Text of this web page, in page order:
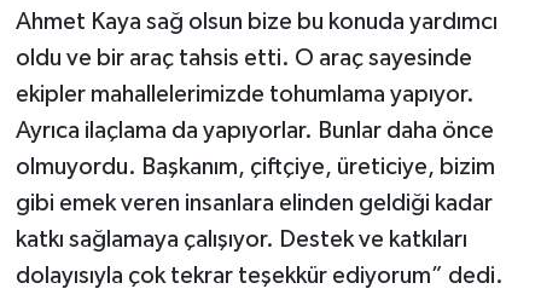
Ahmet Kaya sağ olsun bize bu konuda yardımcı
oldu ve bir araç tahsis etti. O araç sayesinde
ekipler mahallelerimizde tohumlama yapıyor.
Ayrıca ilaçlama da yapıyorlar. Bunlar daha önce
olmuyordu. Başkanım, çiftçiye, üreticiye, bizim
gibi emek veren insanlara elinden geldiği kadar
katkı sağlamaya çalışıyor. Destek ve katkıları
dolayısıyla çok tekrar teşekkür ediyorum” dedi.